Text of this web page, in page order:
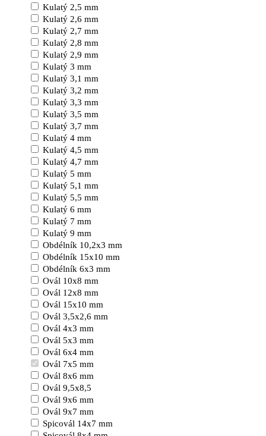
Kulatý 2,5 mm
Kulatý 2,6 mm
Kulatý 2,7 mm
Kulatý 2,8 mm
Kulatý 2,9 mm
Kulatý 3 mm
Kulatý 3,1 mm
Kulatý 3,2 mm
Kulatý 3,3 mm
Kulatý 3,5 mm
Kulatý 3,7 mm
Kulatý 4 mm
Kulatý 4,5 mm
Kulatý 4,7 mm
Kulatý 5 mm
Kulatý 5,1 mm
Kulatý 5,5 mm
Kulatý 6 mm
Kulatý 7 mm
Kulatý 9 mm
Obdélník 10,2x3 mm
Obdélník 15x10 mm
Obdélník 6x3 mm
Ovál 10x8 mm
Ovál 12x8 mm
Ovál 15x10 mm
Ovál 3,5x2,6 mm
Ovál 4x3 mm
Ovál 5x3 mm
Ovál 6x4 mm
Ovál 7x5 mm
Ovál 8x6 mm
Ovál 9,5x8,5
Ovál 9x6 mm
Ovál 9x7 mm
Spicovál 14x7 mm